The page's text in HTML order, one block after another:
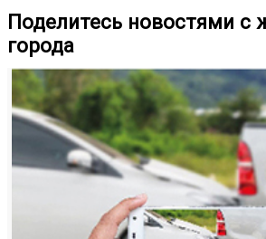
Поделитесь новостями с
города